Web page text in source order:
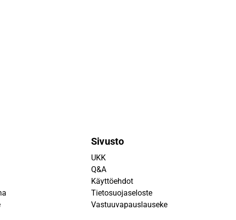
Sivusto
UKK
Q&A
Käyttöehdot
Tietosuojaseloste
Vastuuvapauslauseke